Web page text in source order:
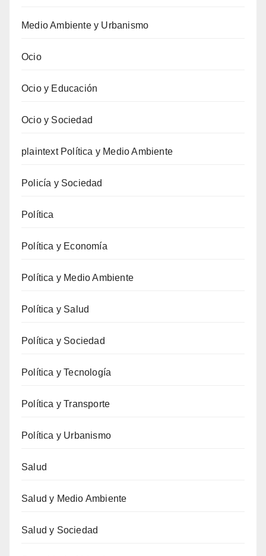
Medio Ambiente y Urbanismo
Ocio
Ocio y Educación
Ocio y Sociedad
plaintext Política y Medio Ambiente
Policía y Sociedad
Política
Política y Economía
Política y Medio Ambiente
Política y Salud
Política y Sociedad
Política y Tecnología
Política y Transporte
Política y Urbanismo
Salud
Salud y Medio Ambiente
Salud y Sociedad